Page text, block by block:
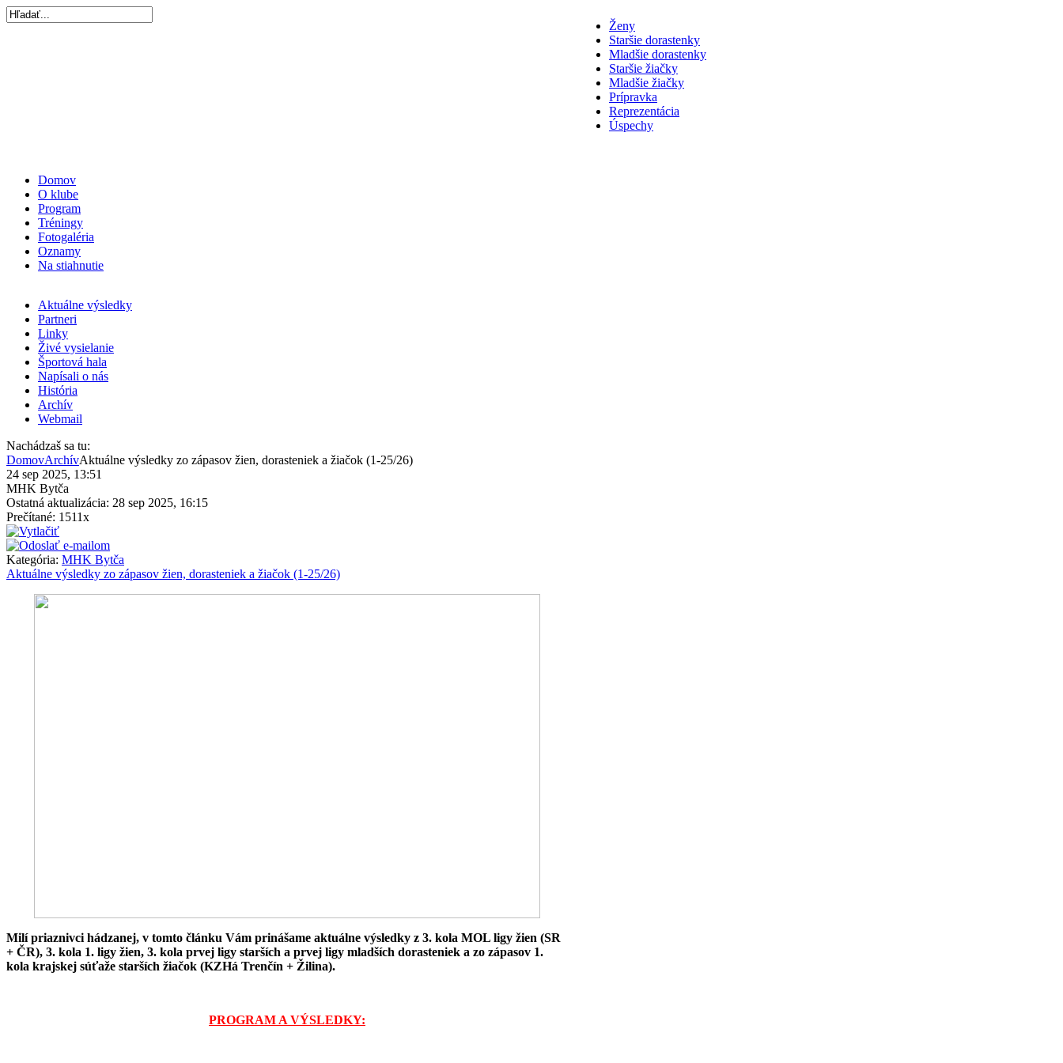
Ženy
Staršie dorastenky
Mladšie dorastenky
Staršie žiačky
Mladšie žiačky
Prípravka
Reprezentácia
Úspechy
Domov
O klube
Program
Tréningy
Fotogaléria
Oznamy
Na stiahnutie
Aktuálne výsledky
Partneri
Linky
Živé vysielanie
Športová hala
Napísali o nás
História
Archív
Webmail
Nachádzaš sa tu:
DomovArchívAktuálne výsledky zo zápasov žien, dorasteniek a žiačok (1-25/26)
24 sep 2025, 13:51
MHK Bytča
Ostatná aktualizácia: 28 sep 2025, 16:15
Prečítané: 1511x
Kategória: MHK Bytča
Aktuálne výsledky zo zápasov žien, dorasteniek a žiačok (1-25/26)
Milí priaznivci hádzanej, v tomto článku Vám prinášame aktuálne výsledky z 3. kola MOL ligy žien (SR
+ ČR), 3. kola 1. ligy žien, 3. kola prvej ligy starších a prvej ligy mladších dorasteniek a zo zápasov 1.
kola krajskej súťaže starších žiačok (KZHá Trenčín + Žilina).
PROGRAM A VÝSLEDKY: